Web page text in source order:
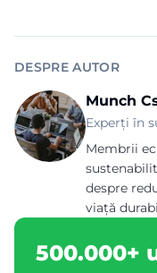
DESPRE AUTOR
Munch
Experți în
Membrii
despre
viață
500.000+